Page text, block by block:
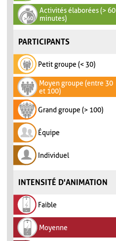
Activités élaborées (> 60
minutes)
PARTICIPANTS
Petit groupe (< 30)
Moyen groupe (entre 30
et 100)
Grand groupe (> 100)
Équipe
Individuel
INTENSITÉ D'ANIMATION
Faible
Moyenne